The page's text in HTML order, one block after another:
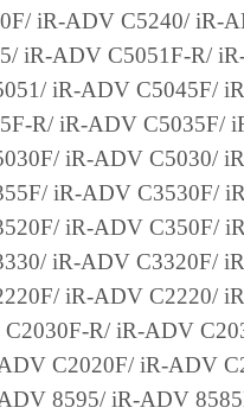
いものとします。たと
サー、キヤノンの子会
販売代理店または販売
らされていた場合でも
ンのライセンサー、
会社、それらの販売代
ソフトウェア」、また
または関連してお客様
争についても、一切責
iR-ADV C5240/ iR-
iR-ADV C5051F-R/
iR-ADV C5045F/
R/ iR-ADV C5035F/
iR-ADV C5030/
iR-ADV C3530F/
iR-ADV C350F/
iR-ADV C3320F/
iR-ADV C2220/
R/ iR-ADV
C2020F/ iR-ADV
8595/ iR-ADV